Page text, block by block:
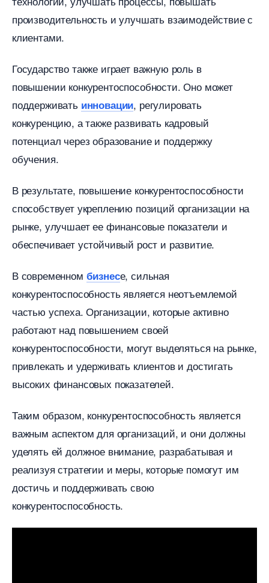
производительность и улучшать взаимодействие с
клиентами.​
Государство также играет важную роль
повышении конкурентоспособности.​ Оно может
поддерживать инновации, регулировать
конкуренцию, а также развивать кадровый
потенциал через образование и поддержку
обучения.​
результате, повышение конкурентоспособности
способствует укреплению позиций организации на
рынке, улучшает ее финансовые показатели и
обеспечивает устойчивый рост и развитие.​
современном изнесе, сильная
конкурентоспособность является неотъемлемой
частью успеха. Организации, которые активно
работают над повышением своей
конкурентоспособности, могут выделяться на рынке,
привлекать и удерживать клиентов и достигать
ысоких финансовых показателей.
Таким образом, конкурентоспособность является
ажным аспектом для организаций, и они должны
уделять ей должное внимание, разрабатывая и
реализуя стратегии и меры, которые помогут им
достичь и поддерживать свою
конкурентоспособность.​